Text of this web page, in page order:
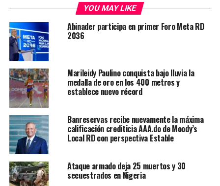
YOU MAY LIKE
Abinader participa en primer Foro Meta RD
2036
Marileidy Paulino conquista bajo lluvia la
medalla de oro en los 400 metros y
establece nuevo récord
Banreservas recibe nuevamente la máxima
calificación crediticia AAA.do de Moody’s
Local RD con perspectiva Estable
Ataque armado deja 25 muertos y 30
secuestrados en Nigeria